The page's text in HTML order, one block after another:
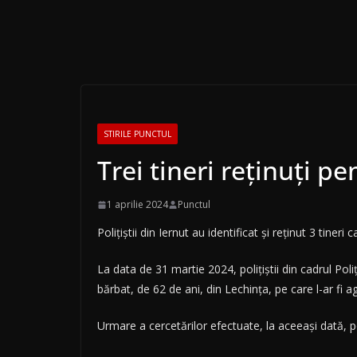
STIRILE PUNCTUL
Trei tineri reținuți
1 aprilie 2024 Punctul
Polițiștii din Iernut au identificat și reținut 3 tineri
La data de 31 martie 2024, polițiștii din cadrul
bărbat, de 62 de ani, din Lechința, pe care l-ar fi
Urmare a cercetărilor efectuate, la aceeași dată,